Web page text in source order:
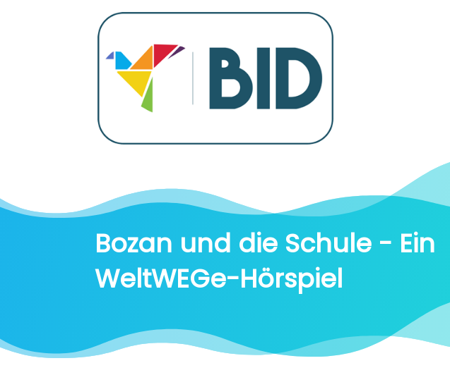
Bozan und die Schule - Ein
WeltWEGe-Hörspiel